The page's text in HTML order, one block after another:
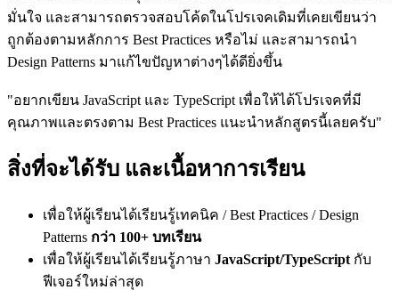
มั่นใจ และสามารถตรวจสอบโค้ดในโปรเจคเดิมที่เคยเขียนว่า
ถูกต้องตามหลักการ Best Practices หรือไม่ และสามารถนำ
Design Patterns มาแก้ไขปัญหาต่างๆได้ดียิ่งขึ้น
"อยากเขียน JavaScript และ TypeScript เพื่อให้ได้โปรเจคที่มี
คุณภาพและตรงตาม Best Practices แนะนำหลักสูตรนี้เลยครับ"
สิ่งที่จะได้รับ และเนื้อหาการเรียน
เพื่อให้ผู้เรียนได้เรียนรู้เทคนิค / Best Practices / Design
Patterns กว่า 100+ บทเรียน
เพื่อให้ผู้เรียนได้เรียนรู้ภาษา JavaScript/TypeScript กับ
ฟีเจอร์ใหม่ล่าสุด